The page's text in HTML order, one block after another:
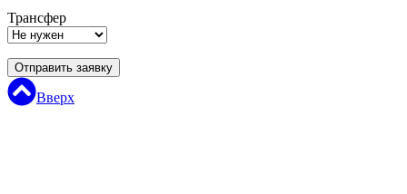
Трансфер
Отправить заявку
Вверх